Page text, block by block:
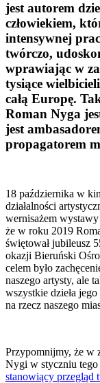
jest autorem
człowiekiem,
intensywnej
twórczo,
wprawiając w
tysiące
całą Europę.
Roman Nyga
jest
propagatorem
18 października w
działalności
wernisażem
że w roku 2019
świętował jubileusz
okazji Bieruński
celem było
naszego artysty, ale
wszystkie dzieła
na rzecz naszego
Przypomnijmy, że w
Nygi w styczniu tego
stanowiący przegląd